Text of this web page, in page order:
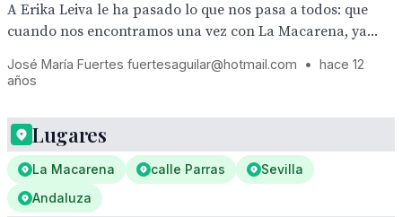
A Erika Leiva le ha pasado lo que nos pasa a todos: que
cuando nos encontramos una vez con La Macarena, ya...
José María Fuertes fuertesaguilar@hotmail.com • hace 12
años
Lugares
La Macarena calle Parras
Sevilla
Andaluza